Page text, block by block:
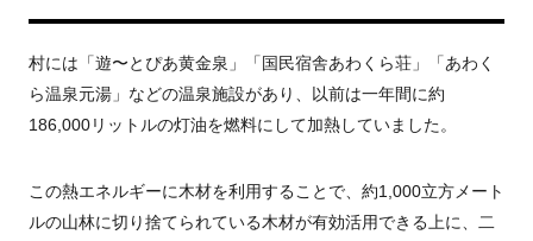
村には「遊〜とぴあ黄金泉」「国民宿舎あわくら荘」「あわく
ら温泉元湯」などの温泉施設があり、以前は一年間に約
186,000リットルの灯油を燃料にして加熱していました。
この熱エネルギーに木材を利用することで、約1,000立方メート
ルの山林に切り捨てられている木材が有効活用できる上に、二